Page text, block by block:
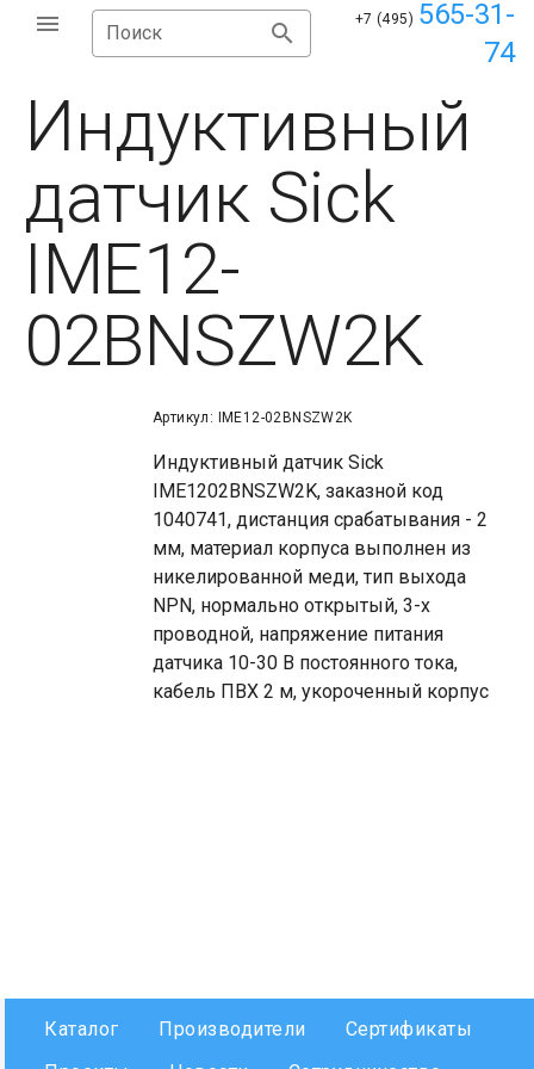
Поиск
+7 (495) 565-31-
74
Индуктивный
датчик Sick
IME12-
02BNSZW2K
Артикул: IME12-02BNSZW2K
Индуктивный датчик Sick
IME1202BNSZW2K, заказной код
1040741, дистанция срабатывания - 2
мм, материал корпуса выполнен из
никелированной меди, тип выхода
NPN, нормально открытый, 3-х
проводной, напряжение питания
датчика 10-30 В постоянного тока,
кабель ПВХ 2 м, укороченный корпус
Каталог Производители
Сертификаты